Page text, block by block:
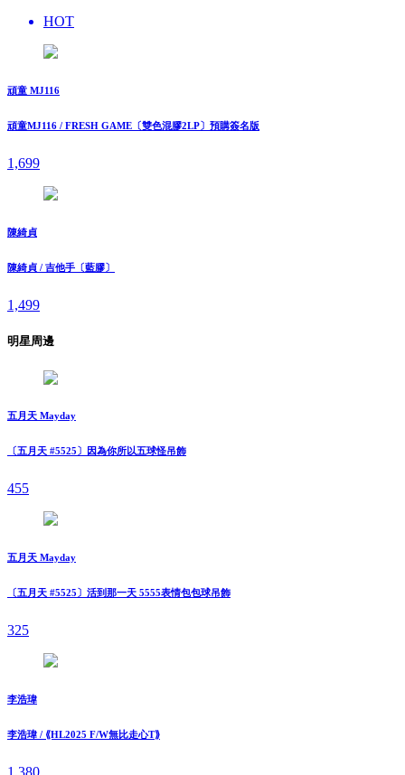
HOT
頑童 MJ116
頑童MJ116 / FRESH GAME〔雙色混膠2LP〕預購簽名版
1,699
陳綺貞
陳綺貞 / 吉他手〔藍膠〕
1,499
明星周邊
五月天 Mayday
〔五月天 #5525〕因為你所以五球怪吊飾
455
五月天 Mayday
〔五月天 #5525〕活到那一天 5555表情包包球吊飾
325
李浩瑋
李浩瑋 / ⟪HL2025 F/W無比走⼼T⟫